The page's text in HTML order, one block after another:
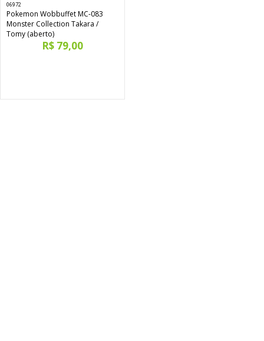
06972
Pokemon Wobbuffet MC-083
Monster Collection Takara /
Tomy (aberto)
R$ 79,00